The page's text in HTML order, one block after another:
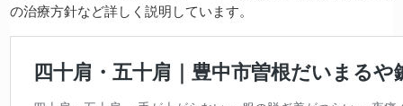
の治療方針など詳しく説明しています。